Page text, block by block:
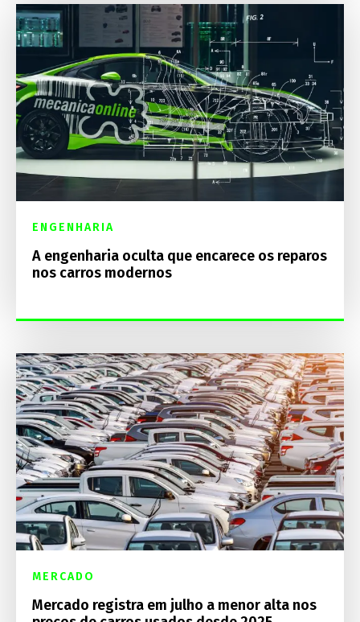
ENGENHARIA
A engenharia oculta que encarece os reparos
nos carros modernos
MERCADO
Mercado registra em julho a menor alta nos